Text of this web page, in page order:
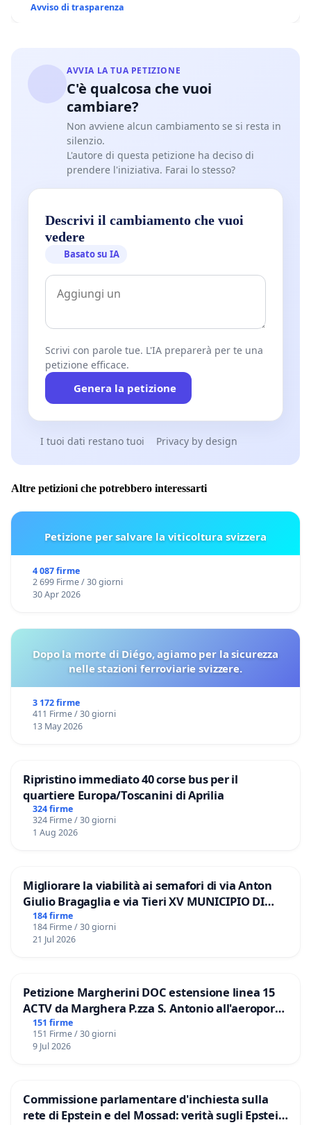
Avviso di trasparenza
AVVIA LA TUA PETIZIONE
C'è qualcosa che vuoi
cambiare?
Non avviene alcun cambiamento se si resta in
silenzio.
L'autore di questa petizione ha deciso di
prendere l'iniziativa. Farai lo stesso?
Descrivi il cambiamento che vuoi
vedere
Basato su IA
Scrivi con parole tue. L'IA preparerà per te una
petizione efficace.
Genera la petizione
I tuoi dati restano tuoi Privacy by design
Altre petizioni che potrebbero interessarti
Petizione per salvare la viticoltura svizzera
4 087 firme
2 699 Firme / 30 giorni
30 Apr 2026
Dopo la morte di Diégo, agiamo per la sicurezza
nelle stazioni ferroviarie svizzere.
3 172 firme
411 Firme / 30 giorni
13 May 2026
Ripristino immediato 40 corse bus per il
quartiere Europa/Toscanini di Aprilia
324 firme
324 Firme / 30 giorni
1 Aug 2026
Migliorare la viabilità ai semafori di via Anton
Giulio Bragaglia e via Tieri XV MUNICIPIO DI
ROMA
184 firme
184 Firme / 30 giorni
21 Jul 2026
Petizione Margherini DOC estensione linea 15
ACTV da Marghera P.zza S. Antonio all'aeroporto
Marco Polo tariffa a € 1,50
151 firme
151 Firme / 30 giorni
9 Jul 2026
Commissione parlamentare d'inchiesta sulla
rete di Epstein e del Mossad: verità sugli Epstein